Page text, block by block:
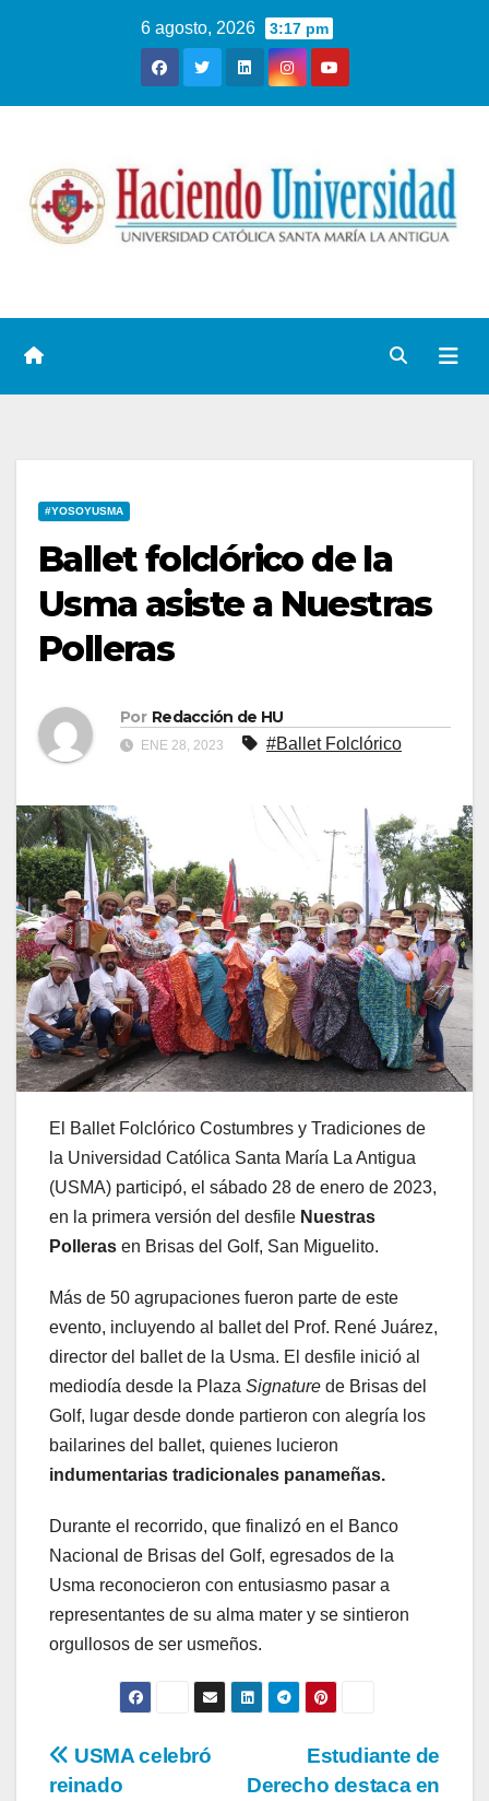
6 agosto, 2026 3:17 pm
#YOSOYUSMA
Ballet folclórico de la
Usma asiste a Nuestras
Polleras
Por Redacción de HU
ENE 28, 2023 #Ballet Folclórico
El Ballet Folclórico Costumbres y Tradiciones de
la Universidad Católica Santa María La Antigua
(USMA) participó, el sábado 28 de enero de 2023,
en la primera versión del desfile Nuestras
Polleras en Brisas del Golf, San Miguelito.
Más de 50 agrupaciones fueron parte de este
evento, incluyendo al ballet del Prof. René Juárez,
director del ballet de la Usma. El desfile inició al
mediodía desde la Plaza Signature de Brisas del
Golf, lugar desde donde partieron con alegría los
bailarines del ballet, quienes lucieron
indumentarias tradicionales panameñas.
Durante el recorrido, que finalizó en el Banco
Nacional de Brisas del Golf, egresados de la
Usma reconocieron con entusiasmo pasar a
representantes de su alma mater y se sintieron
orgullosos de ser usmeños.
Estudiante de
Derecho destaca en
USMA celebró
reinado